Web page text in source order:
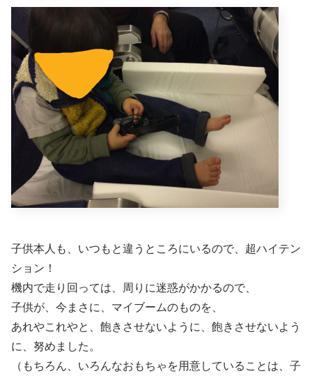
子供本人も、いつもと違うところにいるので、超ハイテン
ション！
機内で走り回っては、周りに迷惑がかかるので、
子供が、今まさに、マイブームのものを、
あれやこれやと、飽きさせないように、飽きさせないよう
に、努めました。
（もちろん、いろんなおもちゃを用意していることは、子